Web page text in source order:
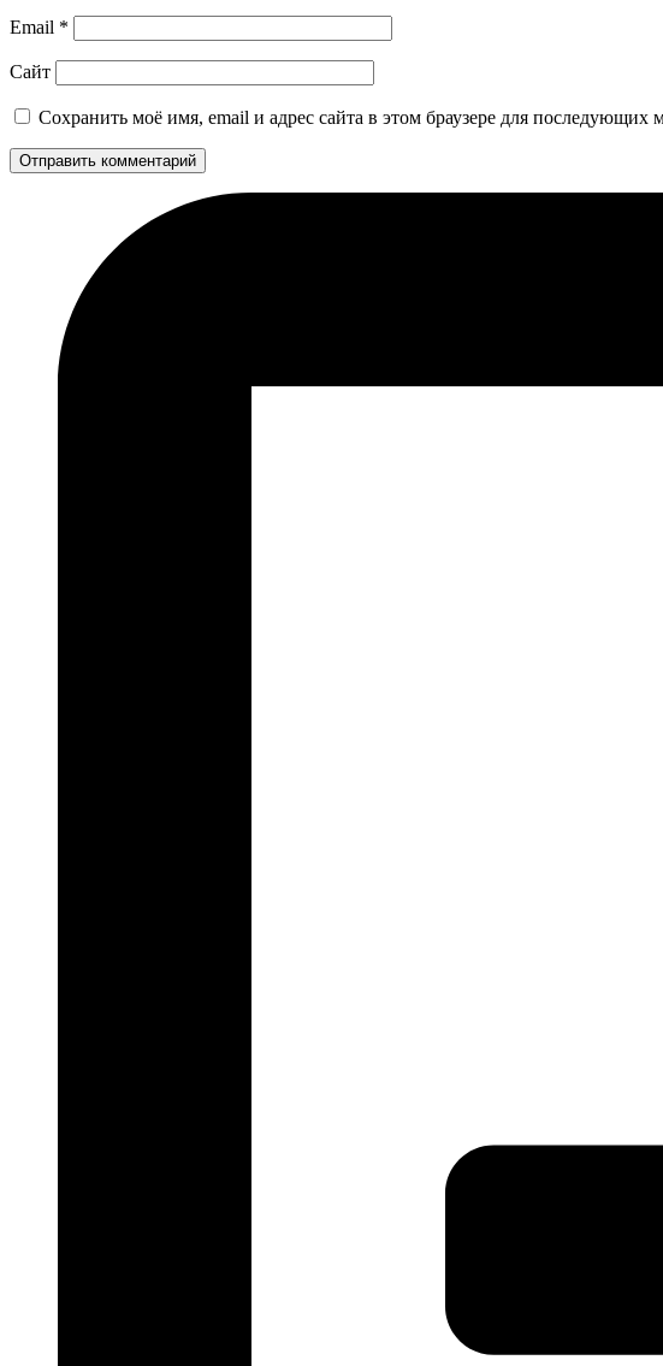
Email *
Сайт
Сохранить моё имя, email и адрес сайта в этом браузере для последующих